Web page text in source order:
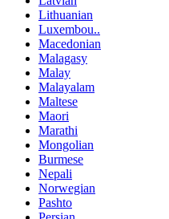
Lithuanian
Luxembou..
Macedonian
Malagasy
Malay
Malayalam
Maltese
Maori
Marathi
Mongolian
Burmese
Nepali
Norwegian
Pashto